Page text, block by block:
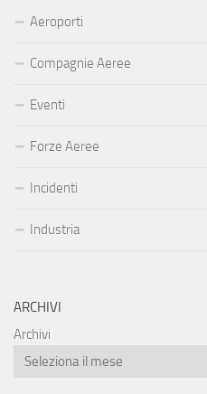
Aeroporti
Compagnie Aeree
Eventi
Forze Aeree
Incidenti
Industria
ARCHIVI
Archivi